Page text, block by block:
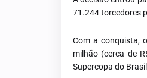
71.244 torcedores
Com a conquista,
milhão (cerca de
Supercopa do